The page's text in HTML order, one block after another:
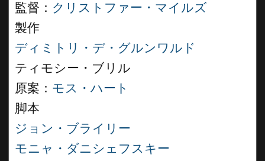
監督： クリストファー・マイルズ
製作
ディミトリ・デ・グルンワルド
ティモシー・ブリル
原案： モス・ハート
脚本
ジョン・ブライリー
モニャ・ダニシェフスキー